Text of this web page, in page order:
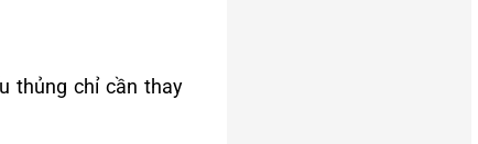
thủng chỉ cần thay